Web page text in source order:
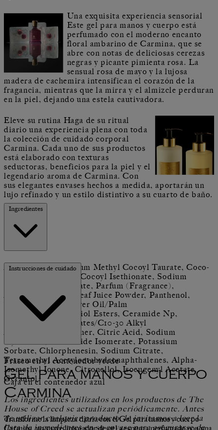
Una exquisita experiencia sensorial
Este gel para manos y cuerpo está
perfumado con el moderno encanto
floral ambarino de Carmina, que se
abre con notas de deliciosas cerezas
negras y picante pimienta rosa. La
sensual rosa de mayo y la lujosa
madera de cachemira intensifican el corazón de la
fragancia, mientras que la mirra y el almizcle perduran
en la piel, dejando una estela cautivadora.
Eleve su rutina Haga de su ritual
diario una experiencia plena con toda
la colección de cuidado corporal
Carmina. Cada uno de sus productos
está elaborado con texturas
seductoras, beneficios para la piel y el
legendario aroma de Carmina. Con
sus elegantes envases hechos a medida, aportarán un
lujo refinado y un estilo distintivo a su cuarto de baño.
Ingredientes
Aqua (Water), Sodium Methyl Cocoyl Taurate, Coco-
Glucoside, Sodium Cocoyl Isethionate, Sodium
Methyl Oleoyl Taurate, Parfum (Fragrance),
Aloe Barbadensis Leaf Juice Powder, Panthenol,
Tocopherol, Safflower Oil/Palm
Oil Aminopropanediol Esters, Ceramide Np,
Niacinamide, Acrylates/C10-30 Alkyl
Acrylate Crosspolymer, Citric Acid, Sodium
Hydroxide, Saccharide Isomerate, Potassium
Sorbate, Chlorphenesin, Sodium Citrate,
Tetramethyl Acetyloctahydronaphthalenes, Alpha-
Isomethyl Ionone, Citronellol, Isoeugenyl Acetate,
Geraniol.​​
Los ingredientes utilizados en los productos de The
House of Creed se actualizan periódicamente. Antes
de utilizar cualquier producto, le invitamos a leer la
lista de ingredientes en su envase para asegurarse de
Instrucciones de cuidado
Frasco en el contenedor verde
Caja en el contenedor azul
Gel para manos y cuerpo
Carmina
Transforme la limpieza diaria con el Gel para manos y cuerpo